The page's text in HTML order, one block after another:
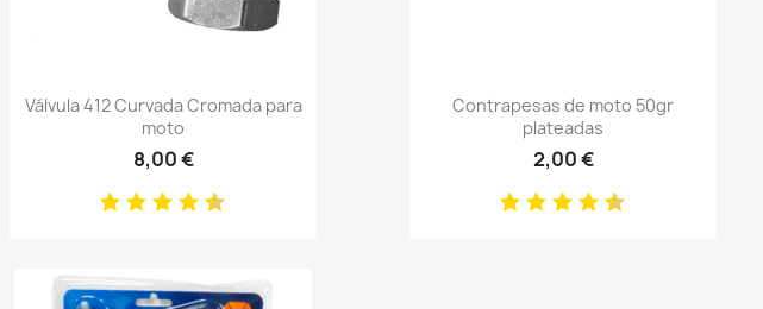
Anteprima
Válvula 412 Curvada Cromada para
moto
8,00 €
Anteprima
Contrapesas de moto 50gr
plateadas
2,00 €